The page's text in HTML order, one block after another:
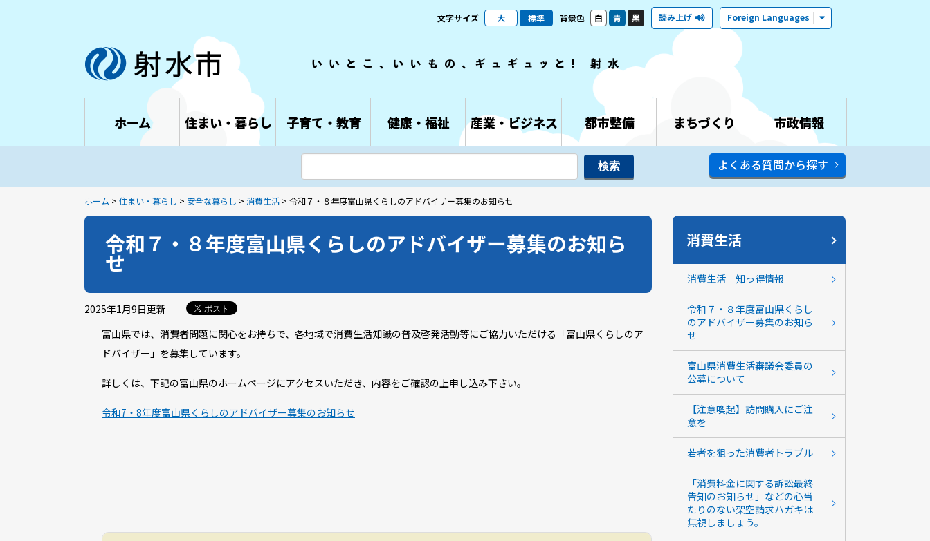
文字サイズ 大 標準 背景色 白 青 黒 読み上げ Foreign Languages
ホーム 住まい・暮らし 子育て・教育 健康・福祉 産業・ビジネス 都市整備 まちづくり 市政情報
よくある質問から探す
ホーム > 住まい・暮らし > 安全な暮らし > 消費生活 > 令和７・８年度富山県くらしのアドバイザー募集のお知らせ
令和７・８年度富山県くらしのアドバイザー募集のお知ら
せ
2025年1月9日更新 ポスト
富山県では、消費者問題に関心をお持ちで、各地域で消費生活知識の普及啓発活動等にご協力いただける「富山県くらしのア
ドバイザー」を募集しています。
詳しくは、下記の富山県のホームページにアクセスいただき、内容をご確認の上申し込み下さい。
令和7・8年度富山県くらしのアドバイザー募集のお知らせ
消費生活
消費生活 知っ得情報
令和７・８年度富山県くらし
のアドバイザー募集のお知ら
せ
富山県消費生活審議会委員の
公募について
【注意喚起】訪問購入にご注
意を
若者を狙った消費者トラブル
「消費料金に関する訴訟最終
告知のお知らせ」などの心当
たりのない架空請求ハガキは
無視しましょう。